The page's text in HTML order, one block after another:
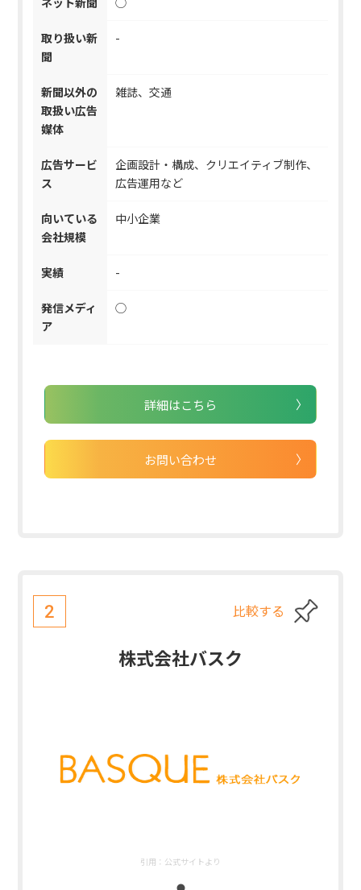
取り扱い新
聞
-
新聞以外の
取扱い広告
媒体
雑誌、交通
広告サービ
ス
企画設計・構成、クリエイティブ制作、
広告運用など
向いている
会社規模
中小企業
実績 -
発信メディ
ア
◯
詳細はこちら
お問い合わせ
2 比較する
株式会社バスク
引用： 公式サイトより